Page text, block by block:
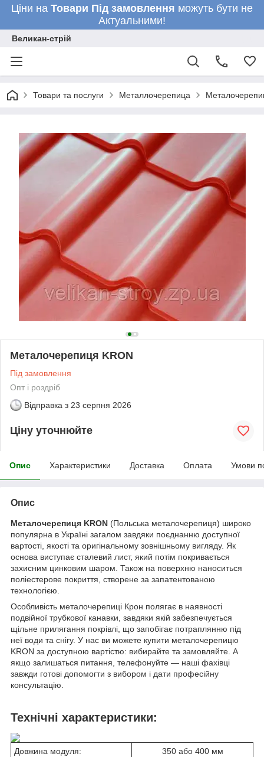
Ціни на Товари Під замовлення можуть бути не
Актуальними!
Великан-стрій
Товари та послуги Металлочерепица
Металочерепиця KRON
Під замовлення
Опт і роздріб
Відправка з 23 серпня 2026
Ціну уточнюйте
Опис Характеристики Доставка Оплата Умови
Опис
Металочерепиця KRON (Польська металочерепиця) широко
популярна в Україні загалом завдяки поєднанню доступної
вартості, якості та оригінальному зовнішньому вигляду. Як
основа виступає сталевий лист, який потім покривається
захисним цинковим шаром. Також на поверхню наноситься
поліестерове покриття, створене за запатентованою
технологією.
Особливість металочерепиці Крон полягає в наявності
подвійної трубкової канавки, завдяки якій забезпечується
щільне прилягання покрівлі, що запобігає потраплянню під
неї води та снігу. У нас ви можете купити металочерепицю
KRON за доступною вартістю: вибирайте та замовляйте. А
якщо залишаться питання, телефонуйте — наші фахівці
завжди готові допомогти з вибором і дати професійну
консультацію.
Технічні характеристики:
Довжина модуля:
350 або 400 мм